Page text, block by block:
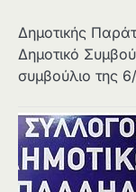
Δημοτικής
Δημοτικό
συμβούλιο της